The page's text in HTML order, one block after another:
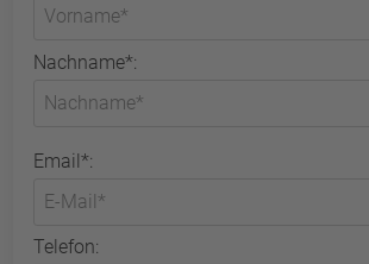
Nachname*:
Email*:
Telefon: